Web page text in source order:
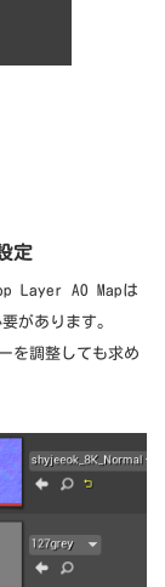
定
Layer AO Mapは
があります。
を調整しても求め